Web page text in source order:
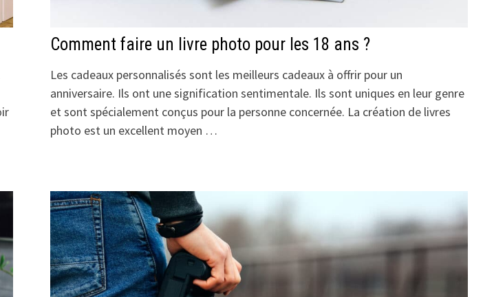
Comment faire un livre photo pour les 18 ans ?
Les cadeaux personnalisés sont les meilleurs cadeaux à offrir pour un
anniversaire. Ils ont une signification sentimentale. Ils sont uniques en leur genre
et sont spécialement conçus pour la personne concernée. La création de livres
photo est un excellent moyen …